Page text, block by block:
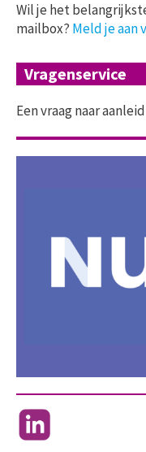
Wil je het
mailbox? Meld je aan
Vragenservice
Een vraag naar